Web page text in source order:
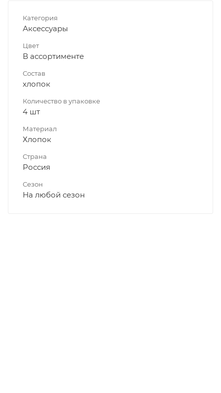
Категория
Аксессуары
Цвет
В ассортименте
Состав
хлопок
Количество в упаковке
4 шт
Материал
Хлопок
Страна
Россия
Сезон
На любой сезон